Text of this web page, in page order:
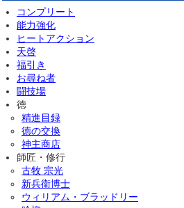
コンプリート
能力強化
ヒートアクション
天啓
福引き
お尋ね者
闘技場
徳
精進目録
徳の交換
神主商店
師匠・修行
古牧 宗光
新兵衛博士
ウィリアム・ブラッドリー